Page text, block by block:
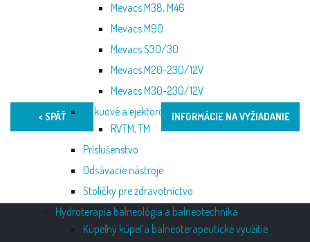
Mevacs M38, M46
Mevacs M90
Mevacs S30/30
Mevacs M20-230/12V
Mevacs M30-230/12V
Vákuové a ejektorové odsávačky
RVTM, TM
Príslušenstvo
Odsávacie nástroje
Stoličky pre zdravotníctvo
Hydroterapia balneológia a balneotechnika
Kúpeľný kúpeľ a balneoterapeutické využitie
< SPÄŤ INFORMÁCIE NA VYŽIADANIE